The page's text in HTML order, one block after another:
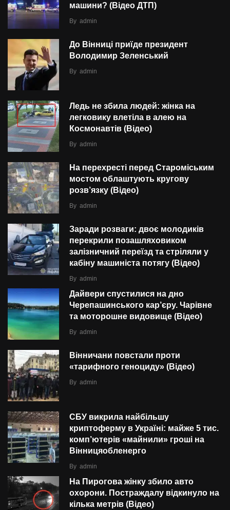
машини? (Відео ДТП)
By admin
До Вінниці приїде президент
Володимир Зеленський
By admin
Ледь не збила людей: жінка на
легковику влетіла в алею на
Космонавтів (Відео)
By admin
На перехресті перед Староміським
мостом облаштують кругову
розв’язку (Відео)
By admin
Заради розваги: двоє молодиків
перекрили позашляховиком
залізничний переїзд та стріляли у
кабіну машиніста потягу (Відео)
By admin
Дайвери спустилися на дно
Черепашинського кар’єру. Чарівне
та моторошне видовище (Відео)
By admin
Вінничани повстали проти
«тарифного геноциду» (Відео)
By admin
СБУ викрила найбільшу
криптоферму в Україні: майже 5 тис.
комп’ютерів «майнили» гроші на
Вінницяобленерго
By admin
На Пирогова жінку збило авто
охорони. Постраждалу відкинуло на
кілька метрів (Відео)